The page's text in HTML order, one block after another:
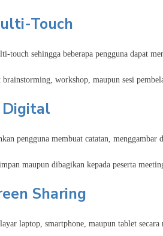
Touch
sehingga beberapa pengguna dapat
workshop, maupun sesi
pengguna membuat catatan, menggambar
maupun dibagikan kepada peserta
Sharing
laptop, smartphone, maupun tablet